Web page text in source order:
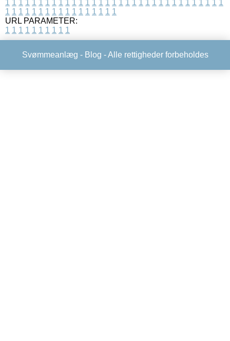
1 1 1 1 1 1 1 1 1 1 1 1 1 1 1 1 1 1 1 1 1 1 1 1 1 1 1 1 1 1 1 1 1
1 1 1 1 1 1 1 1 1 1 1 1 1 1 1 1 1
URL PARAMETER:
1 1 1 1 1 1 1 1 1 1
Svømmeanlæg - Blog - Alle rettigheder forbeholdes